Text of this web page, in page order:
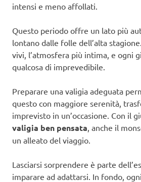
intensi e meno affollati.
Questo periodo offre un lato più
lontano dalle folle dell’alta
vivi, l’atmosfera più intima, e ogni
qualcosa di imprevedibile.
Preparare una valigia adeguata
questo con maggiore serenità,
imprevisto in un’occasione. Con il
valigia ben pensata , anche il
un alleato del viaggio.
Lasciarsi sorprendere è parte
imparare ad adattarsi. In fondo,